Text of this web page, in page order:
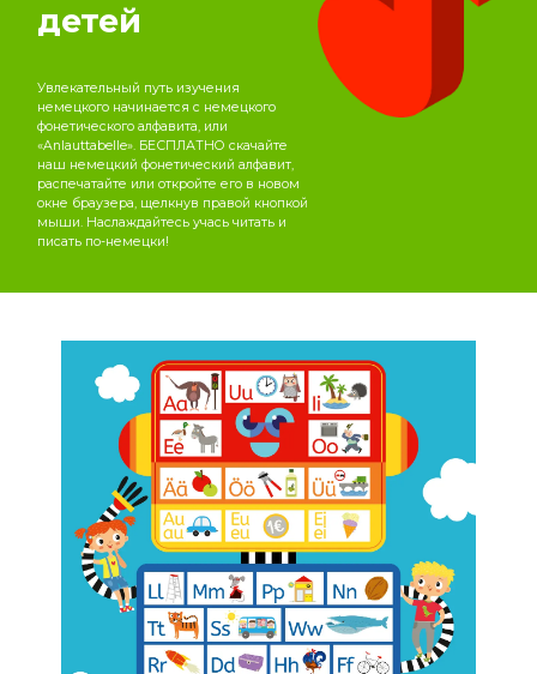
детей
Увлекательный путь изучения
немецкого начинается с немецкого
фонетического алфавита, или
«Anlauttabelle». БЕСПЛАТНО скачайте
наш немецкий фонетический алфавит,
распечатайте или откройте его в новом
окне браузера, щелкнув правой кнопкой
мыши. Наслаждайтесь учась читать и
писать по-немецки!